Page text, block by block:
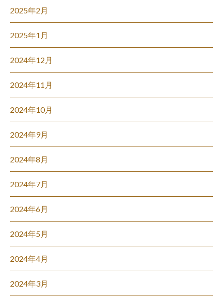
2025年2月
2025年1月
2024年12月
2024年11月
2024年10月
2024年9月
2024年8月
2024年7月
2024年6月
2024年5月
2024年4月
2024年3月